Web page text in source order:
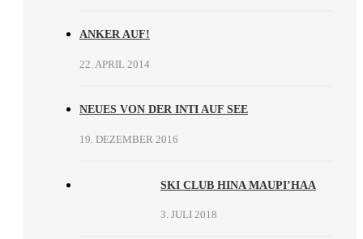
ANKER AUF!
22. APRIL 2014
NEUES VON DER INTI AUF SEE
19. DEZEMBER 2016
SKI CLUB HINA MAUPI’HAA
3. JULI 2018